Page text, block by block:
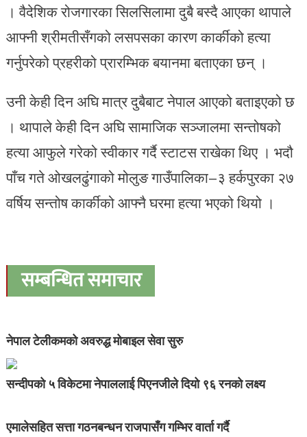
। वैदेशिक रोजगारका सिलसिलामा दुबै बस्दै आएका थापाले
आफ्नी श्रीमतीसँगको लसपसका कारण कार्कीको हत्या
गर्नुपरेको प्रहरीको प्रारम्भिक बयानमा बताएका छन् ।
उनी केही दिन अघि मात्र दुबैबाट नेपाल आएको बताइएको छ
। थापाले केही दिन अघि सामाजिक सञ्जालमा सन्तोषको
हत्या आफुले गरेको स्वीकार गर्दै स्टाटस राखेका थिए । भदौ
पाँच गते ओखलढुंगाको मोलुङ गाउँपालिका–३ हर्कपुरका २७
वर्षिय सन्तोष कार्कीको आफ्नै घरमा हत्या भएको थियो ।
सम्बन्धित समाचार
नेपाल टेलीकमको अवरुद्ध मोबाइल सेवा सुरु
सन्दीपको ५ विकेटमा नेपाललाई पिएनजीले दियो ९६ रनको लक्ष्य
एमालेसहित सत्ता गठनबन्धन राजपासँग गम्भिर वार्ता गर्दै